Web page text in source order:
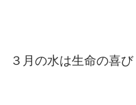
３月の水は生命の喜び